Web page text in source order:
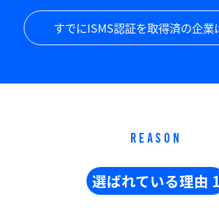
すでにISMS認証を取得済の企業
REASON
選ばれている理由 1